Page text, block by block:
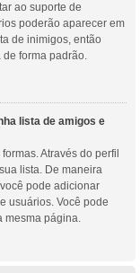
ao suporte de
poderão aparecer em
de inimigos, então
forma padrão.
lista de amigos e
Através do perfil
lista. De maneira
pode adicionar
usuários. Você pode
mesma página.